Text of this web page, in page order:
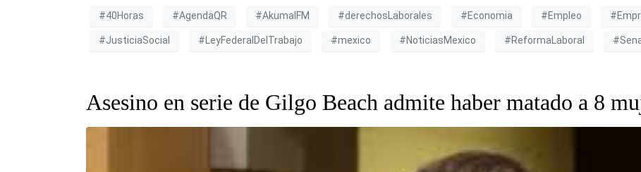
#40Horas #AgendaQR #AkumalFM #derechosLaborales #Economia #Empleo
#JusticiaSocial #LeyFederalDelTrabajo #mexico #NoticiasMexico #ReformaLaboral
Asesino en serie de Gilgo Beach admite haber matado a 8